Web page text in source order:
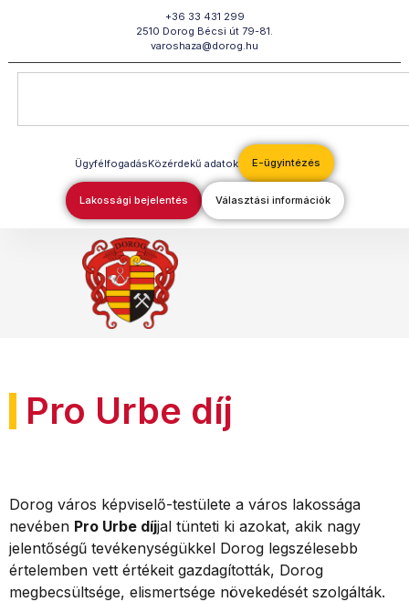
+36 33 431 299
2510 Dorog Bécsi út 79-81.
varoshaza@dorog.hu
ÜgyfélfogadásKözérdekű adatok E-ügyintézés
Lakossági bejelentés Választási információk
Pro Urbe díj
Dorog város képviselő-testülete a város lakossága
nevében Pro Urbe díjjal tünteti ki azokat, akik nagy
jelentőségű tevékenységükkel Dorog legszélesebb
értelemben vett értékeit gazdagították, Dorog
megbecsültsége, elismertsége növekedését szolgálták.